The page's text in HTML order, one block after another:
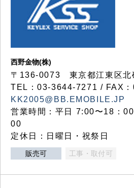
西野金物(株)
〒136-0073 東京都江東区北
TEL：03‐3644‐7271 / FAX
KK2005@BB.EMOBILE.JP
営業時間：平日 7:00〜18：
00
定休日：日曜日・祝祭日
販売可 工事・取付可